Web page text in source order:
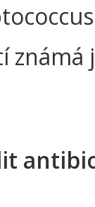
známá